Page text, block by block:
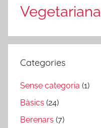
Vegetariana
Categories
Sense categoria (1)
Bàsics (24)
Berenars (7)